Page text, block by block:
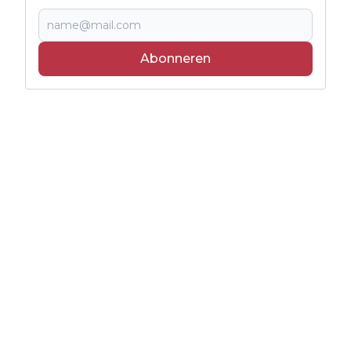
Abonneren